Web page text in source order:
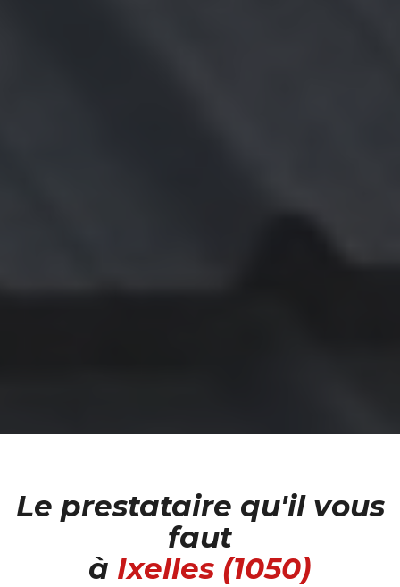
Le prestataire qu'il vous
faut
à Ixelles (1050)